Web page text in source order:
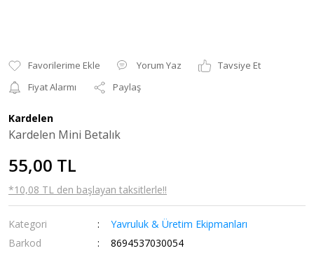
Yorum Yaz
Tavsiye Et
Fiyat Alarmı
Paylaş
Kardelen
Kardelen Mini Betalık
55,00 TL
*10,08 TL den başlayan taksitlerle!!
Kategori
Yavruluk & Üretim Ekipmanları
Barkod
8694537030054